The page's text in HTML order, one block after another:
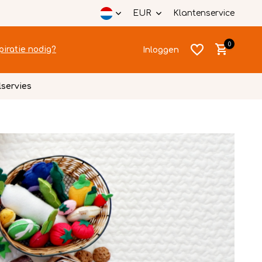
EUR Klantenservice
nodig? Inloggen
0